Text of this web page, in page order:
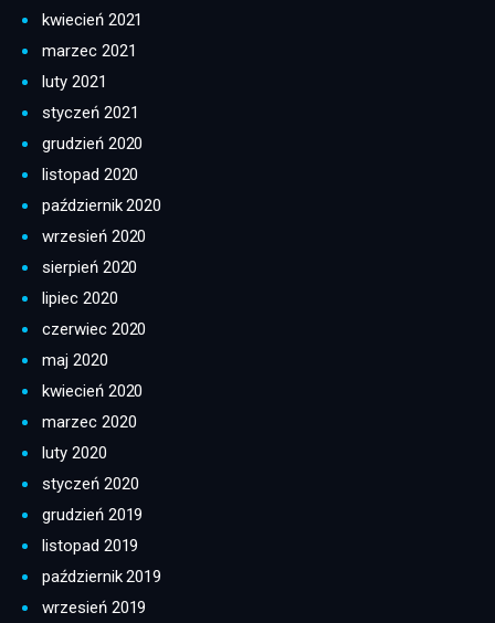
kwiecień 2021
marzec 2021
luty 2021
styczeń 2021
grudzień 2020
listopad 2020
październik 2020
wrzesień 2020
sierpień 2020
lipiec 2020
czerwiec 2020
maj 2020
kwiecień 2020
marzec 2020
luty 2020
styczeń 2020
grudzień 2019
listopad 2019
październik 2019
wrzesień 2019